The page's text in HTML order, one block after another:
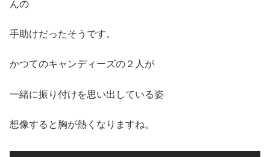
んの
手助けだったそうです。
かつてのキャンディーズの２人が
一緒に振り付けを思い出している姿
想像すると胸が熱くなりますね。